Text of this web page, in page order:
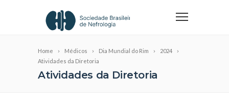
Home Médicos Dia Mundial do Rim
2024
Atividades da Diretoria
Atividades da Diretoria